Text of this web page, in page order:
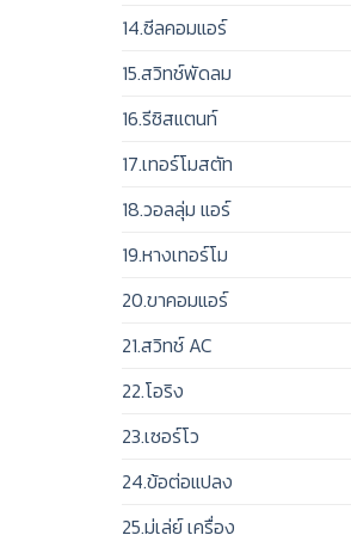
14.ซีลคอมแอร์
15.สวิทช์พัดลม
16.รีซิสแตนท์
17.เทอร์โมสตัท
18.วอลลุ่ม แอร์
19.หางเทอร์โม
20.ขาคอมแอร์
21.สวิทช์ AC
22.โอริง
23.เซอร์โว
24.ข้อต่อแปลง
25.มู่เล่ย์ เครื่อง